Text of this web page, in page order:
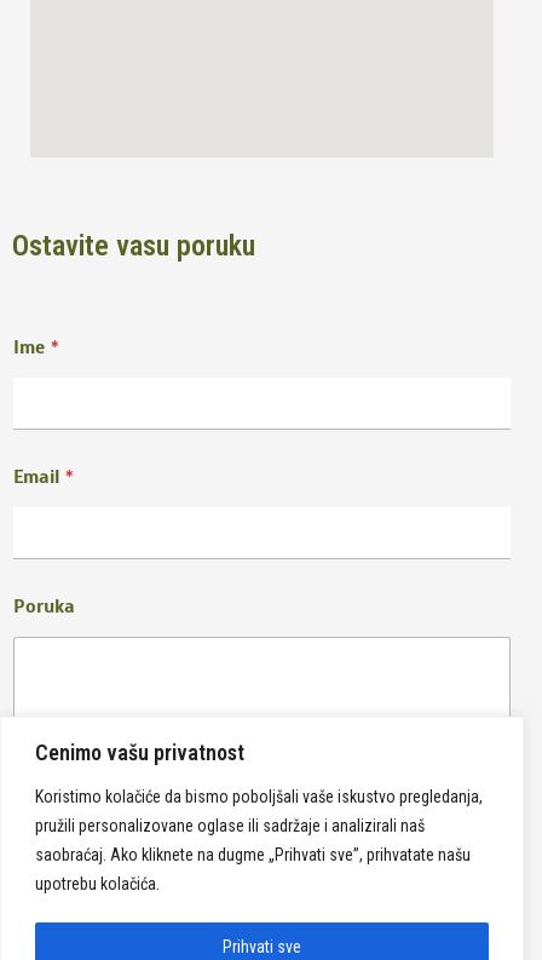
Cenimo vašu privatnost
Koristimo kolačiće da bismo poboljšali vaše iskustvo pregledanja,
pružili personalizovane oglase ili sadržaje i analizirali naš
saobraćaj. Ako kliknete na dugme „Prihvati sve”, prihvatate našu
upotrebu kolačića.
Prihvati sve
Ostavite vasu poruku
Ime *
Email *
Poruka
Pošalji